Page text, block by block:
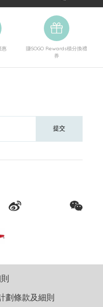
惠
賺SOGO Rewards積分換禮
券
提交
劃條款及細則